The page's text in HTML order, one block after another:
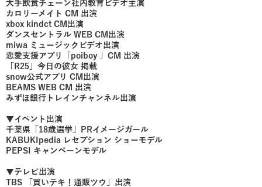
大手飲食チェーン社内教育ビデオ主演
カロリーメイト CM 出演
xbox kindct CM出演
ダンスセントラル WEB CM出演
miwa ミュージックビデオ出演
恋愛支援アプリ「poiboy 」CM 出演
「R25」今日の彼女 掲載
snow公式アプリ CM出演
BEAMS WEB CM 出演
みずほ銀行トレインチャンネル出演
▼イベント出演
千葉県「18歳選挙」PRイメージガール
KABUKIpedia レセプション ショーモデル
PEPSI キャンペーンモデル
▼テレビ出演
TBS 「買いテキ！通販ツウ」出演